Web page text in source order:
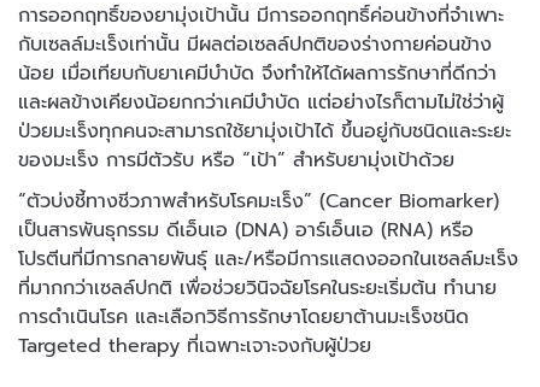
การออกฤทธิ์ของยามุ่งเป้านั้น มีการออกฤทธิ์ค่อนข้างที่จำเพาะ
กับเซลล์มะเร็งเท่านั้น มีผลต่อเซลล์ปกติของร่างกายค่อนข้าง
น้อย เมื่อเทียบกับยาเคมีบำบัด จึงทำให้ได้ผลการรักษาที่ดีกว่า
และผลข้างเคียงน้อยกกว่าเคมีบำบัด แต่อย่างไรก็ตามไม่ใช่ว่าผู้
ป่วยมะเร็งทุกคนจะสามารถใช้ยามุ่งเป้าได้ ขึ้นอยู่กับชนิดและระยะ
ของมะเร็ง การมีตัวรับ หรือ “เป้า” สำหรับยามุ่งเป้าด้วย
“ตัวบ่งชี้ทางชีวภาพสำหรับโรคมะเร็ง” (Cancer Biomarker)
เป็นสารพันธุกรรม ดีเอ็นเอ (DNA) อาร์เอ็นเอ (RNA) หรือ
โปรตีนที่มีการกลายพันธุ์ และ/หรือมีการแสดงออกในเซลล์มะเร็ง
ที่มากกว่าเซลล์ปกติ เพื่อช่วยวินิจฉัยโรคในระยะเริ่มต้น ทำนาย
การดำเนินโรค และเลือกวิธีการรักษาโดยยาต้านมะเร็งชนิด
Targeted therapy ที่เฉพาะเจาะจงกับผู้ป่วย